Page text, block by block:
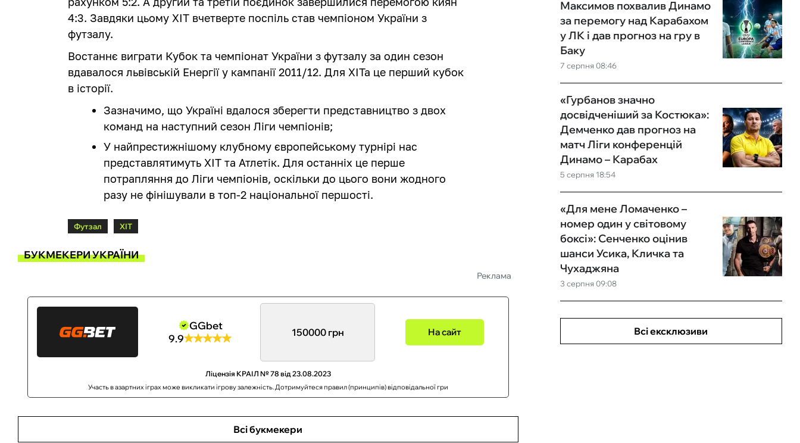
4:3. Завдяки цьому ХІТ вчетверте поспіль став чемпіоном України з
футзалу.
Востаннє виграти Кубок та чемпіонат України з футзалу за один сезон
вдавалося львівській Енергії у кампанії 2011/12. Для ХІТа це перший кубок
в історії.
Зазначимо, що Україні вдалося зберегти представництво з двох
команд на наступний сезон Ліги чемпіонів;
У найпрестижнішому клубному європейському турнірі нас
представлятимуть ХІТ та Атлетік. Для останніх це перше
потрапляння до Ліги чемпіонів, оскільки до цього вони жодного
разу не фінішували в топ-2 національної першості.
Футзал ХІТ
БУКМЕКЕРИ УКРАЇНИ
Реклама
GGbet
9.9
150000 грн На сайт
Ліцензія КРАІЛ № 78 від 23.08.2023
Участь в азартних іграх може викликати ігрову залежність. Дотримуйтеся правил (принципів) відповідальної гри
Всі букмекери
7 серпня 08:46
Максимов похвалив Динамо
за перемогу над Карабахом
у ЛК і дав прогноз на гру в
Баку
5 серпня 18:54
«Гурбанов значно
досвідченіший за Костюка»:
Демченко дав прогноз на
матч Ліги конференцій
Динамо – Карабах
3 серпня 09:08
«Для мене Ломаченко –
номер один у світовому
боксі»: Сенченко оцінив
шанси Усика, Кличка та
Чухаджяна
Всі ексклюзиви